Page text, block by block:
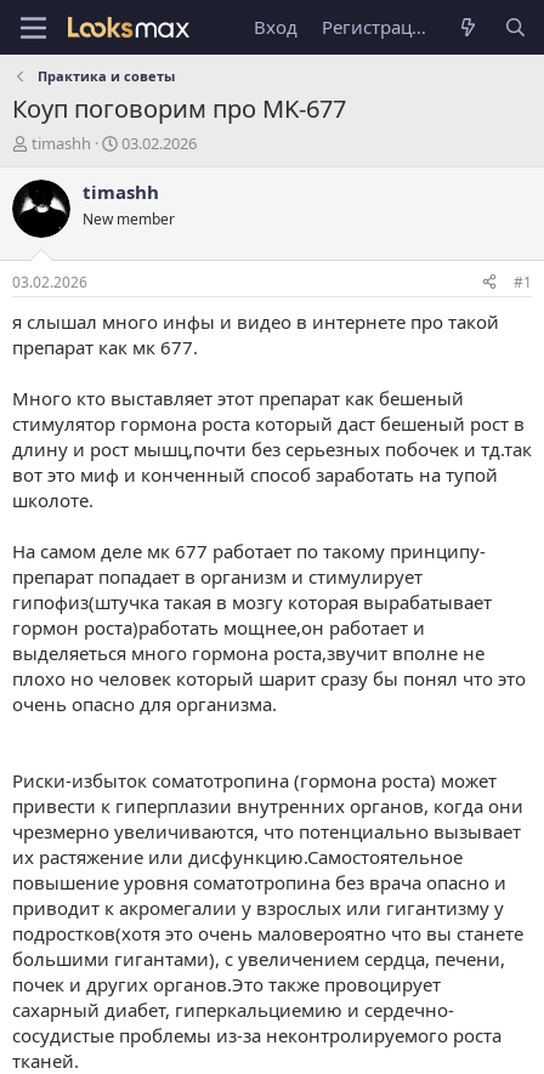
Вход Регистрация
Практика и советы
Коуп поговорим про MK-677
А
т
о
т
е
м
ы
timashh
Д
т
н
а
л
03.02.2026
timashh
New member
03.02.2026 #1
я слышал много инфы и видео в интернете про такой
препарат как мк 677.
Много кто выставляет этот препарат как бешеный
стимулятор гормона роста который даст бешеный рост в
длину и рост мышц,почти без серьезных побочек и тд.так
вот это миф и конченный способ заработать на тупой
школоте.
На самом деле мк 677 работает по такому принципу-
препарат попадает в организм и стимулирует
гипофиз(штучка такая в мозгу которая вырабатывает
гормон роста)работать мощнее,он работает и
выделяеться много гормона роста,звучит вполне не
плохо но человек который шарит сразу бы понял что это
очень опасно для организма.
Риски-избыток соматотропина (гормона роста) может
привести к гиперплазии внутренних органов, когда они
чрезмерно увеличиваются, что потенциально вызывает
их растяжение или дисфункцию.Самостоятельное
повышение уровня соматотропина без врача опасно и
приводит к акромегалии у взрослых или гигантизму у
подростков(хотя это очень маловероятно что вы станете
большими гигантами), с увеличением сердца, печени,
почек и других органов.Это также провоцирует
сахарный диабет, гиперкальциемию и сердечно-
сосудистые проблемы из-за неконтролируемого роста
тканей.